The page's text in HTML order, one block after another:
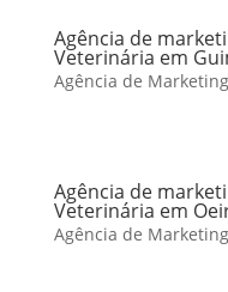
Agência de
Veterinária em
Agência de
Agência de
Veterinária em
Agência de